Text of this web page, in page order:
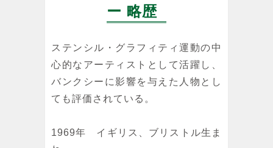
ー 略歴
ステンシル・グラフィティ運動の中
心的なアーティストとして活躍し、
バンクシーに影響を与えた人物とし
ても評価されている。
1969年 イギリス、ブリストル生ま